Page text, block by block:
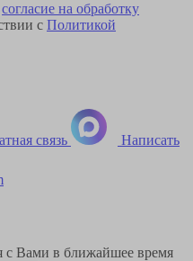
согласие на обработку
с Политикой
связь Написать
с Вами в ближайшее время